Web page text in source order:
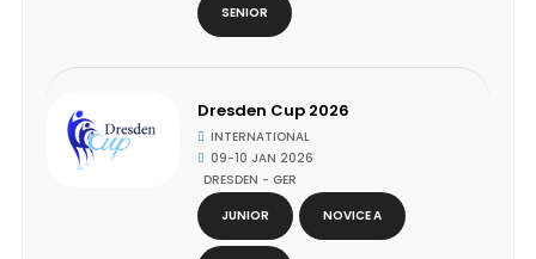
SENIOR
Dresden Cup 2026
INTERNATIONAL
09-10 JAN 2026
DRESDEN - GER
JUNIOR
NOVICE A